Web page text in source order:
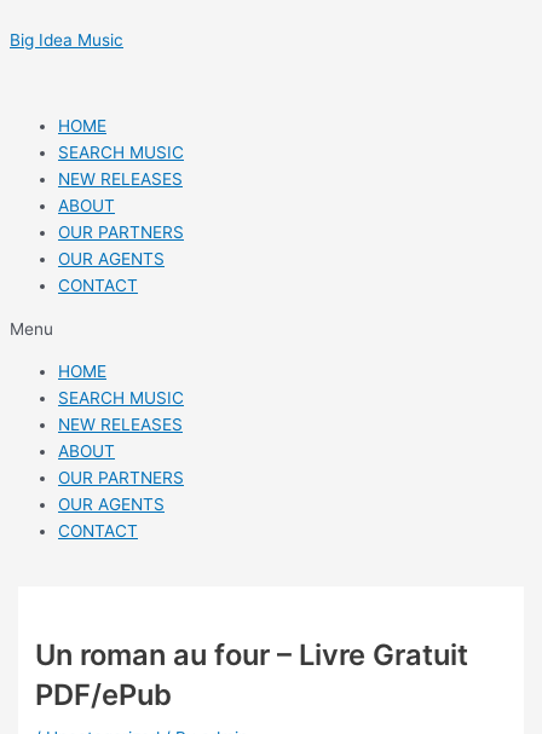
to
Big Idea Music
HOME
SEARCH MUSIC
NEW RELEASES
ABOUT
OUR PARTNERS
OUR AGENTS
CONTACT
Menu
HOME
SEARCH MUSIC
NEW RELEASES
ABOUT
OUR PARTNERS
OUR AGENTS
CONTACT
Un roman au four – Livre Gratuit
PDF/ePub
navigation